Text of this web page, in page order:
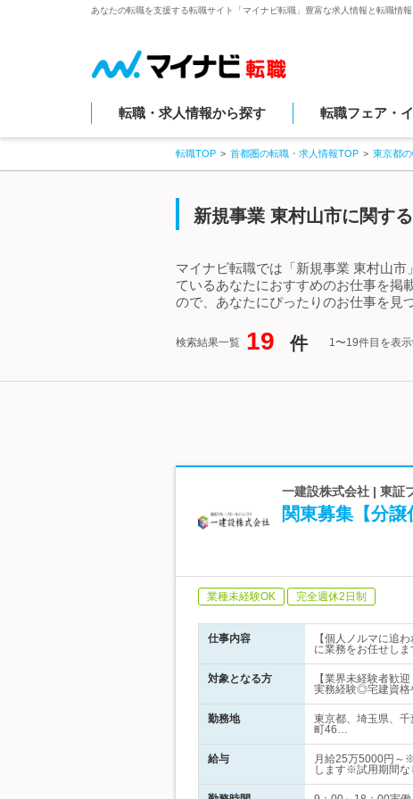
あなたの転職を支援する転職サイト「マイナビ転職」豊富な求人情報と転職情
転職・求人情報から探す 転職フェア・
転職TOP 首都圏の転職・求人情報TOP 東京都
新規事業 東村山市に関す
マイナビ転職では「新規事業 東村山
ているあなたにおすすめのお仕事を掲
ので、あなたにぴったりのお仕事を見
検索結果一覧 19 件 1〜19件目を表
一建設株式会社 | 東証
関東募集【分
業種未経験OK 完全週休2日制
仕事内容
【個人ノルマに追
に業務をお任せし
対象となる方
【業界未経験者歓
実務経験◎宅建資格
勤務地
東京都、埼玉県、
町46…
給与
月給25万5000円～
します※試用期間な